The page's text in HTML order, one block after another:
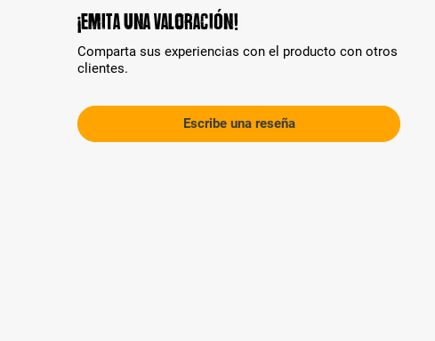
¡Emita una valoración!
Comparta sus experiencias con el producto con otros
clientes.
Escribe una reseña